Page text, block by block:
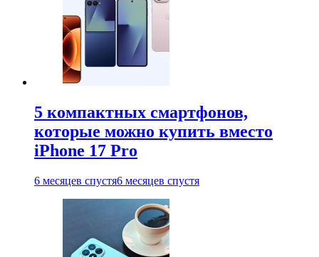
5 компактных смартфонов,
которые можно купить вместо
iPhone 17 Pro
6 месяцев спустя6 месяцев спустя